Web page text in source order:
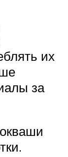
их
за